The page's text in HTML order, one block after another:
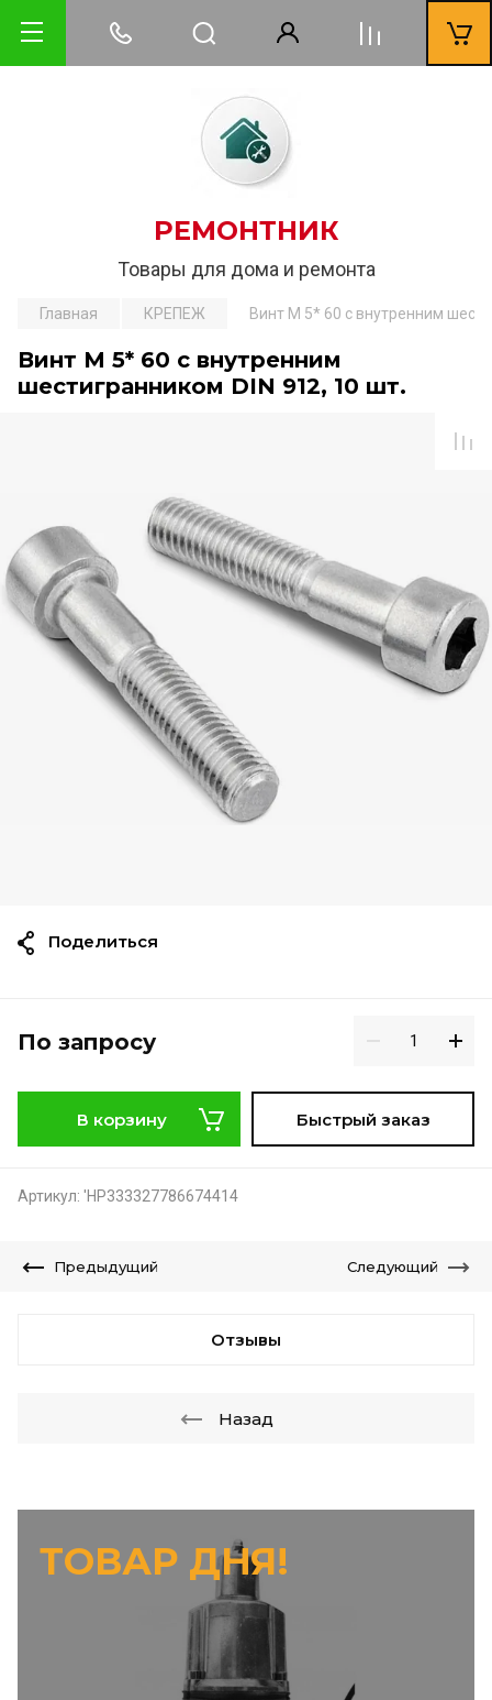
РЕМОНТНИК
Товары для дома и ремонта
ТОВАР ДНЯ!
Главная КРЕПЕЖ Винт М 5* 60 с внутренним
Винт М 5* 60 с внутренним
шестигранником DIN 912, 10 шт.
По запросу
В корзину Быстрый заказ
Артикул: 'НР333327786674414
Поделиться
Предыдущий Следующий
Отзывы
Назад